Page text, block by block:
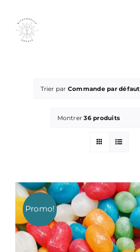
contenu
Trier par Commande par défaut
Montrer36 produits
Promo!